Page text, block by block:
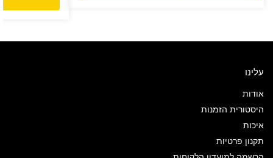
עלינו
אודות
היסטורית הזמנות
איכות
תקנון פרטיות